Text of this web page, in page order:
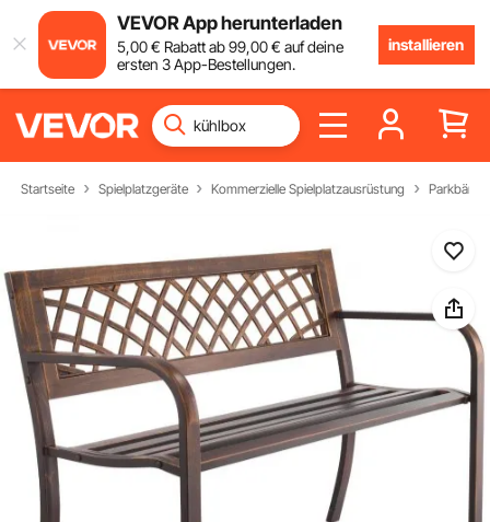
VEVOR App herunterladen
5,00€ Rabatt ab99,00€ auf deine
ersten 3 App-Bestellungen.
installieren
Startseite Spielplatzgeräte Kommerzielle Spielplatzausrüstung Parkbänke